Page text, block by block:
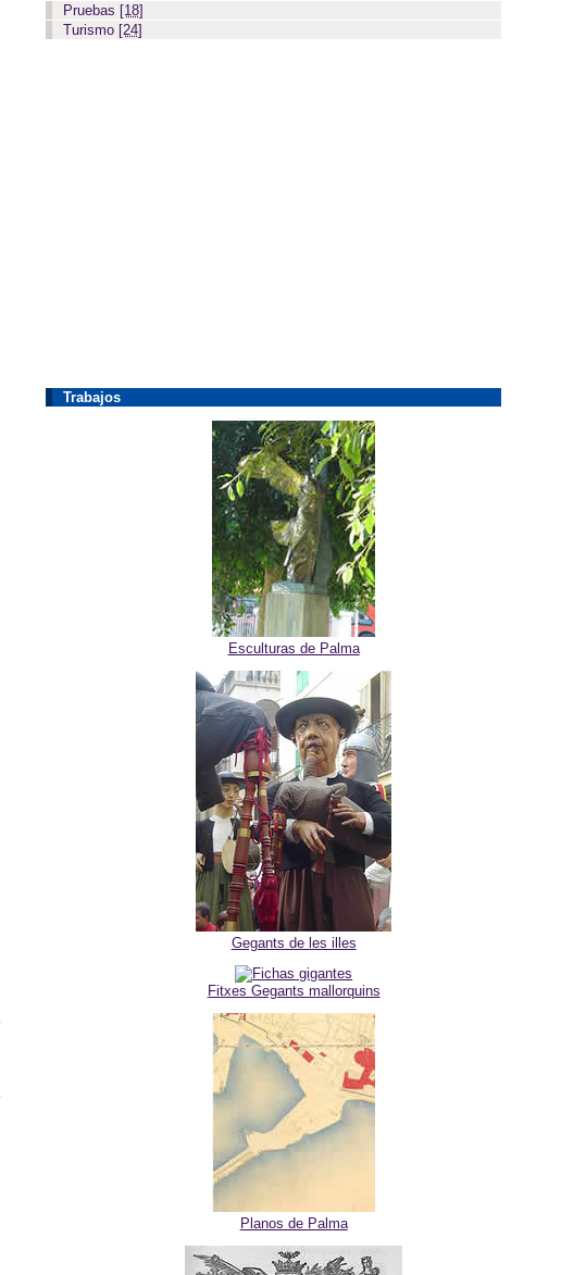
Pruebas [18]
Turismo [24]
Trabajos
Esculturas de Palma
Gegants de les illes
Fitxes Gegants mallorquins
Planos de Palma